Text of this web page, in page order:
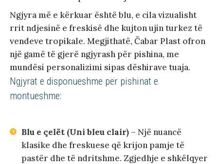
Ngjyra më e kërkuar është blu, e cila vizualisht
rrit ndjesinë e freskisë dhe kujton ujin turkez të
vendeve tropikale. Megjithatë, Čabar Plast ofron
një gamë të gjerë ngjyrash për pishina, me
mundësi personalizimi sipas dëshirave tuaja.
Ngjyrat e disponueshme për pishinat e
montueshme:
Blu e çelët (Uni bleu clair) – Një nuancë
klasike dhe freskuese që krijon pamje të
pastër dhe të ndritshme. Zgjedhje e shkëlqyer